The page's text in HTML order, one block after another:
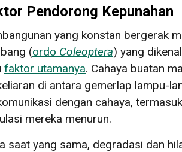
Pendorong Kepunahan
yang konstan bergerak
(ordo Coleoptera) yang
faktor utamanya. Cahaya buatan
di antara gemerlap lampu-
dengan cahaya,
mereka menurun.
saat yang sama, degradasi dan